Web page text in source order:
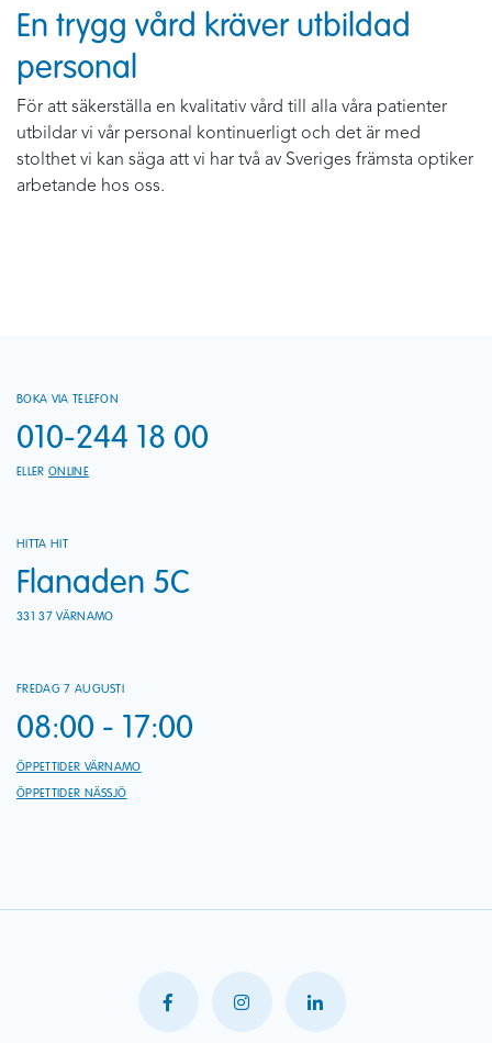
En trygg vård kräver utbildad
personal
För att säkerställa en kvalitativ vård till alla våra patienter
utbildar vi vår personal kontinuerligt och det är med
stolthet vi kan säga att vi har två av Sveriges främsta optiker
arbetande hos oss.
BOKA VIA TELEFON
010-244 18 00
ELLER ONLINE
HITTA HIT
Flanaden 5C
331 37 VÄRNAMO
FREDAG 7 AUGUSTI
08:00 - 17:00
ÖPPETTIDER VÄRNAMO
ÖPPETTIDER NÄSSJÖ